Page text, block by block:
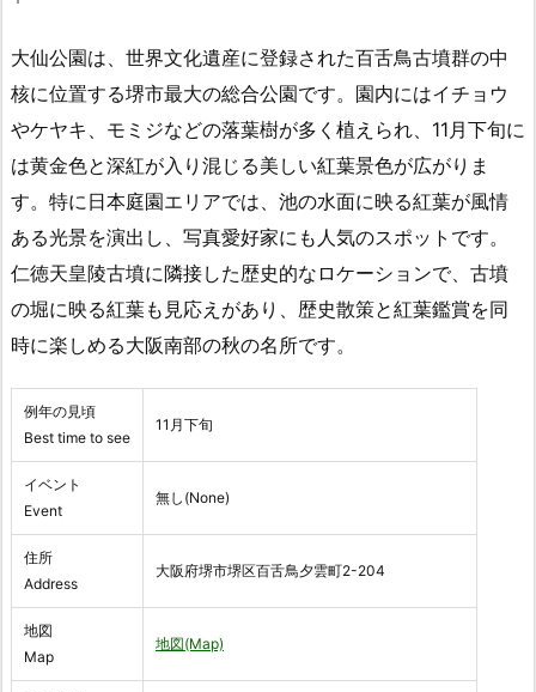
大仙公園は、世界文化遺産に登録された百舌鳥古墳群の中
核に位置する堺市最大の総合公園です。園内にはイチョウ
やケヤキ、モミジなどの落葉樹が多く植えられ、11月下旬に
は黄金色と深紅が入り混じる美しい紅葉景色が広がりま
す。特に日本庭園エリアでは、池の水面に映る紅葉が風情
ある光景を演出し、写真愛好家にも人気のスポットです。
仁徳天皇陵古墳に隣接した歴史的なロケーションで、古墳
の堀に映る紅葉も見応えがあり、歴史散策と紅葉鑑賞を同
時に楽しめる大阪南部の秋の名所です。
例年の見頃
Best time to see
11月下旬
イベント
Event
無し(None)
住所
Address
大阪府堺市堺区百舌鳥夕雲町2-204
地図
Map
地図(Map)